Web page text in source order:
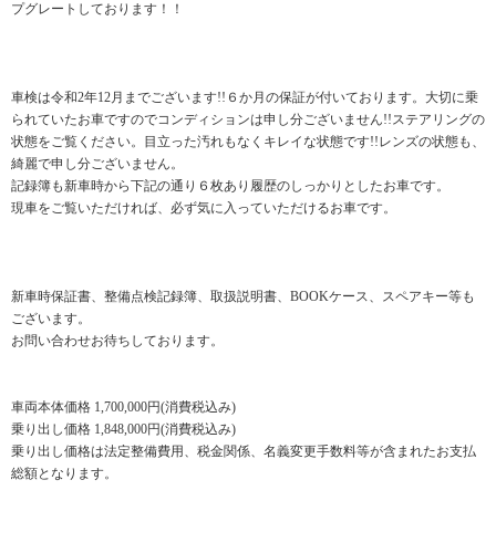
プグレートしております！！
車検は令和2年12月までございます!!６か月の保証が付いております。大切に乗
られていたお車ですのでコンディションは申し分ございません!!ステアリングの
状態をご覧ください。目立った汚れもなくキレイな状態です!!レンズの状態も、
綺麗で申し分ございません。
記録簿も新車時から下記の通り６枚あり履歴のしっかりとしたお車です。
現車をご覧いただければ、必ず気に入っていただけるお車です。
新車時保証書、整備点検記録簿、取扱説明書、BOOKケース、スペアキー等も
ございます。
お問い合わせお待ちしております。
車両本体価格 1,700,000円(消費税込み)
乗り出し価格 1,848,000円(消費税込み)
乗り出し価格は法定整備費用、税金関係、名義変更手数料等が含まれたお支払
総額となります。